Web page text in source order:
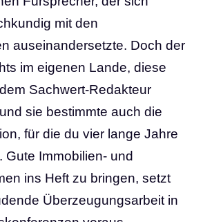
mit den
auseinandersetzte. Doch der
im eigenen Lande, diese
Sachwert-Redakteur
sie bestimmte auch die
für die du vier lange Jahre
Gute Immobilien- und
ins Heft zu bringen, setzt
Überzeugungsarbeit in